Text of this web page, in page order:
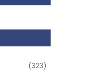
(323)